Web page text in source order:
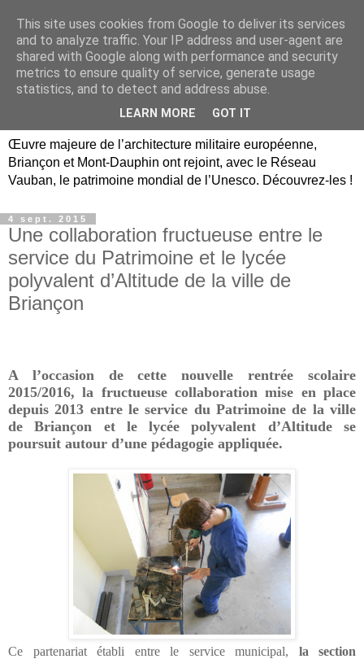
Briançon, Mont-Dauphin,
Vauban Unesco Hautes-
Œuvre majeure de l’architecture militaire européenne,
Briançon et Mont-Dauphin ont rejoint, avec le Réseau
Vauban, le patrimoine mondial de l’Unesco. Découvrez-les !
4 sept. 2015
Une collaboration fructueuse entre le
service du Patrimoine et le lycée
polyvalent d’Altitude de la ville de
Briançon
A l’occasion de cette nouvelle rentrée scolaire
2015/2016, la fructueuse collaboration mise en place
depuis 2013 entre le service du Patrimoine de la ville
de Briançon et le lycée polyvalent d’Altitude se
poursuit autour d’une pédagogie appliquée.
Ce partenariat établi entre le service municipal, la section
This site uses cookies from Google to deliver its services
and to analyze traffic. Your IP address and user-agent are
shared with Google along with performance and security
metrics to ensure quality of service, generate usage
statistics, and to detect and address abuse.
LEARN MORE GOT IT